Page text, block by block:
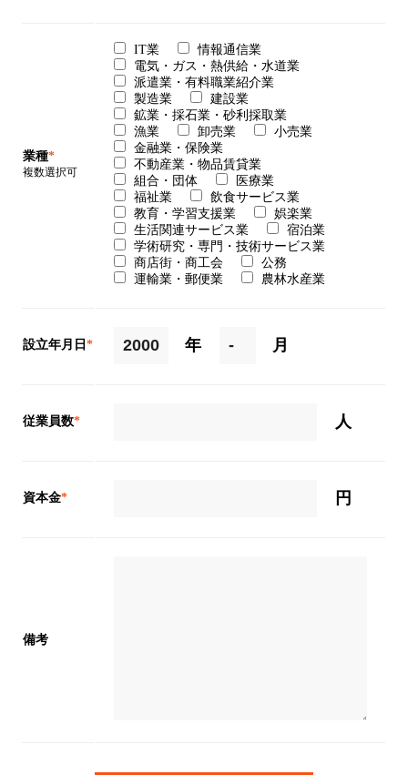
業種*
複数選択可
IT業
情報通信業
電気・ガス・熱供給・水道業
派遣業・有料職業紹介業
製造業
建設業
鉱業・採石業・砂利採取業
漁業
卸売業
小売業
金融業・保険業
不動産業・物品賃貸業
組合・団体
医療業
福祉業
飲食サービス業
教育・学習支援業
娯楽業
生活関連サービス業
宿泊業
学術研究・専門・技術サービス業
商店街・商工会
公務
運輸業・郵便業
農林水産業
設立年月日* 年 月
従業員数* 人
資本金* 円
備考